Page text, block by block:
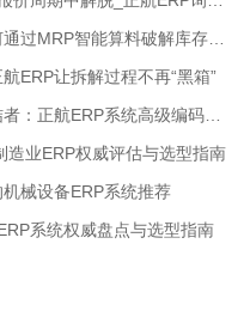
ERP让拆解过程不再“黑箱”
业ERP权威评估与选型指南
械设备ERP系统推荐
系统权威盘点与选型指南